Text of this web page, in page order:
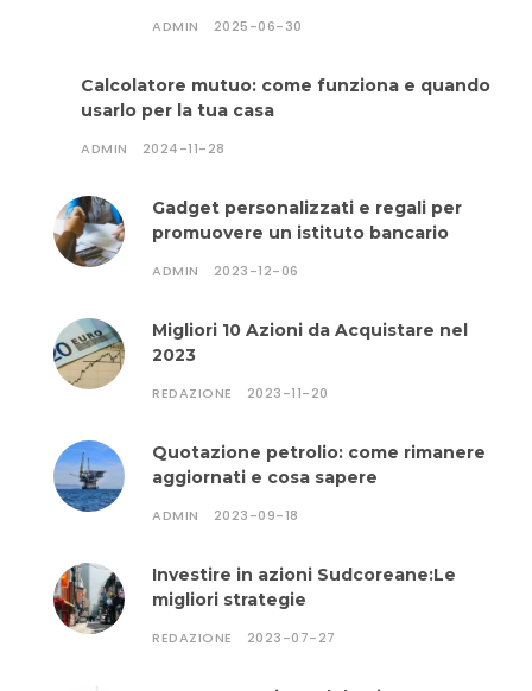
ADMIN 2025-06-30
Calcolatore mutuo: come funziona e quando
usarlo per la tua casa
ADMIN 2024-11-28
Gadget personalizzati e regali per
promuovere un istituto bancario
ADMIN 2023-12-06
Migliori 10 Azioni da Acquistare nel
2023
REDAZIONE 2023-11-20
Quotazione petrolio: come rimanere
aggiornati e cosa sapere
ADMIN 2023-09-18
Investire in azioni Sudcoreane:Le
migliori strategie
REDAZIONE 2023-07-27